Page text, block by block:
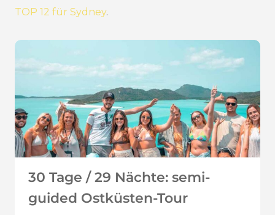
TOP 12 für Sydney.
30 Tage / 29 Nächte: semi-
guided Ostküsten-Tour